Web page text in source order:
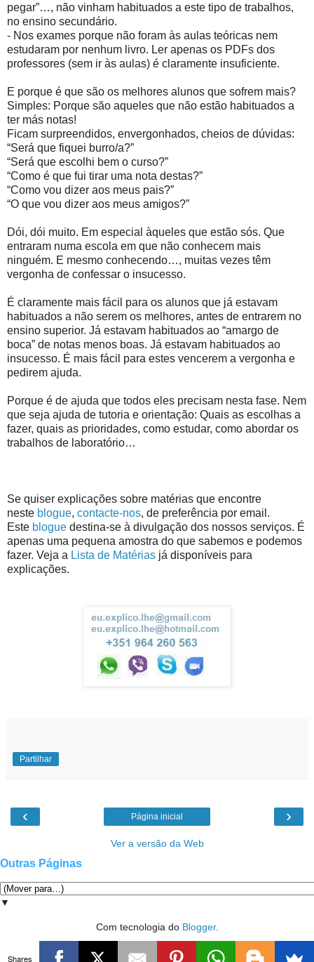
pegar”…, não vinham habituados a este tipo de trabalhos,
no ensino secundário.
- Nos exames porque não foram às aulas teóricas nem
estudaram por nenhum livro. Ler apenas os PDFs dos
professores (sem ir às aulas) é claramente insuficiente.
E porque é que são os melhores alunos que sofrem mais?
Simples: Porque são aqueles que não estão habituados a
ter más notas!
Ficam surpreendidos, envergonhados, cheios de dúvidas:
“Será que fiquei burro/a?”
“Será que escolhi bem o curso?”
“Como é que fui tirar uma nota destas?”
“Como vou dizer aos meus pais?”
“O que vou dizer aos meus amigos?”
Dói, dói muito. Em especial àqueles que estão sós. Que
entraram numa escola em que não conhecem mais
ninguém. E mesmo conhecendo…, muitas vezes têm
vergonha de confessar o insucesso.
É claramente mais fácil para os alunos que já estavam
habituados a não serem os melhores, antes de entrarem no
ensino superior. Já estavam habituados ao “amargo de
boca” de notas menos boas. Já estavam habituados ao
insucesso. É mais fácil para estes vencerem a vergonha e
pedirem ajuda.
Porque é de ajuda que todos eles precisam nesta fase. Nem
que seja ajuda de tutoria e orientação: Quais as escolhas a
fazer, quais as prioridades, como estudar, como abordar os
trabalhos de laboratório…
Se quiser explicações sobre matérias que encontre
neste blogue, contacte-nos, de preferência por email.
Este blogue destina-se à divulgação dos nossos serviços. É
apenas uma pequena amostra do que sabemos e podemos
fazer. Veja a Lista de Matérias já disponíveis para
explicações.
Partilhar
‹ ›
Página inicial
Ver a versão da Web
Outras Páginas
▼
Com tecnologia do Blogger.
Shares